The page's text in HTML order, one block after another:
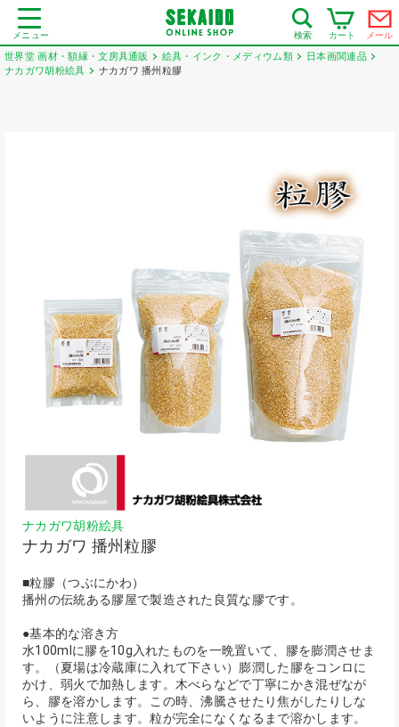
メニュー 検索 カート メール
世界堂 画材・額縁・文房具通販 絵具・インク・メディウム類
日本画関連品
ナカガワ胡粉絵具
ナカガワ 播州粒膠
ナカガワ胡粉絵具
ナカガワ 播州粒膠
■粒膠（つぶにかわ）
播州の伝統ある膠屋で製造された良質な膠です。
●基本的な溶き方
水100mlに膠を10g入れたものを一晩置いて、膠を膨潤させま
す。（夏場は冷蔵庫に入れて下さい）膨潤した膠をコンロに
かけ、弱火で加熱します。木べらなどで丁寧にかき混ぜなが
ら、膠を溶かします。この時、沸騰させたり焦がしたりしな
いように注意します。粒が完全になくなるまで溶かします。